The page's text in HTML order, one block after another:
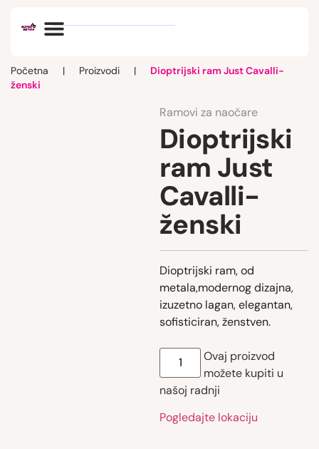
Početna | Proizvodi |
Dioptrijski ram Just Cavalli-
ženski
Ramovi za naočare
Dioptrijski
ram Just
Cavalli-
ženski
Dioptrijski ram, od
metala,modernog dizajna,
izuzetno lagan, elegantan,
sofisticiran, ženstven.
Ovaj proizvod
možete kupiti u
našoj radnji
Pogledajte lokaciju